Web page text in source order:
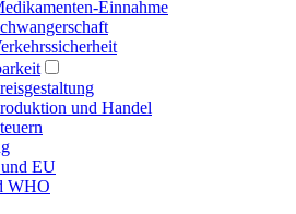
Einnahme
und Handel
EU
WHO